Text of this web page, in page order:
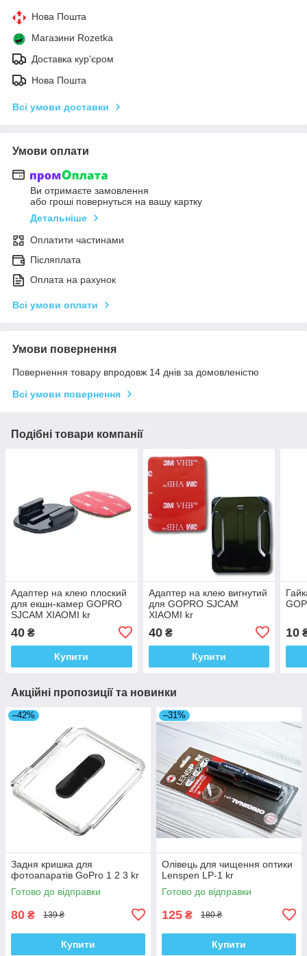
Нова Пошта
Магазини Rozetka
Доставка кур'єром
Нова Пошта
Всі умови доставки
Умови оплати
Ви отримаєте замовлення
або гроші повернуться на вашу картку
Детальніше
Оплатити частинами
Післяплата
Оплата на рахунок
Всі умови оплати
Умови повернення
Повернення товару впродовж 14 днів за домовленістю
Всі умови повернення
Подібні товари компанії
Адаптер на клею плоский
для екшн-камер GOPRO
SJCAM XIAOMI kr
40 ₴
Купити
Адаптер на клею вигнутий
для GOPRO SJCAM
XIAOMI kr
40₴
Купити
10
Акційні пропозиції та новинки
–42%
Задня кришка для
фотоапаратів GoPro 1 2 3 kr
Готово до відправки
80 ₴ 139 ₴
Купити
–31%
Олівець для чищення оптики
Lenspen LP-1 kr
Готово до відправки
125 ₴ 180 ₴
Купити